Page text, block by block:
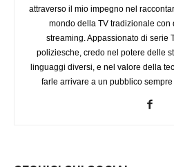
attraverso il mio impegno nel
mondo della TV tradizionale con
streaming. Appassionato di serie
poliziesche, credo nel potere delle
linguaggi diversi, e nel valore della
farle arrivare a un pubblico